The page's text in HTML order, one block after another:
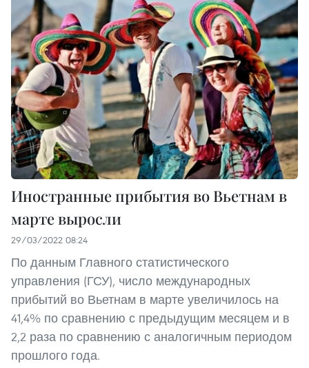
Иностранные прибытия во Вьетнам в
марте выросли
29/03/2022 08:24
По данным Главного статистического
управления (ГСУ), число международных
прибытий во Вьетнам в марте увеличилось на
41,4% по сравнению с предыдущим месяцем и в
2,2 раза по сравнению с аналогичным периодом
прошлого года.